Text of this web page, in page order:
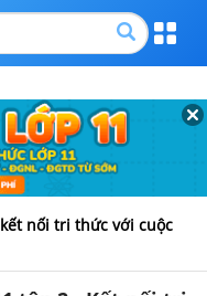
nối tri thức với cuộc